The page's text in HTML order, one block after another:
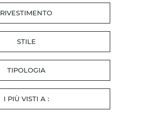
RIVESTIMENTO
STILE
TIPOLOGIA
I PIÙ VISTI A :